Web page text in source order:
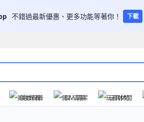
不錯過最新優惠、更多功能等著你！ 下載
美妝保養 個人清潔 玩具休閒